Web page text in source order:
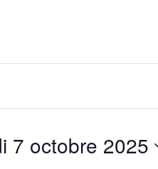
7 octobre 2025